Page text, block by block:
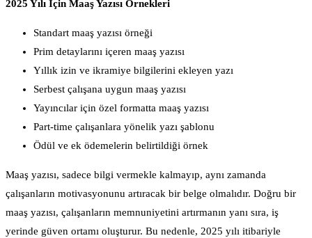
2025 Yılı İçin Maaş Yazısı Örnekleri
Standart maaş yazısı örneği
Prim detaylarını içeren maaş yazısı
Yıllık izin ve ikramiye bilgilerini ekleyen yazı
Serbest çalışana uygun maaş yazısı
Yayıncılar için özel formatta maaş yazısı
Part-time çalışanlara yönelik yazı şablonu
Ödül ve ek ödemelerin belirtildiği örnek
Maaş yazısı, sadece bilgi vermekle kalmayıp, aynı zamanda
çalışanların motivasyonunu artıracak bir belge olmalıdır. Doğru bir
maaş yazısı, çalışanların memnuniyetini artırmanın yanı sıra, iş
yerinde güven ortamı oluşturur. Bu nedenle, 2025 yılı itibariyle